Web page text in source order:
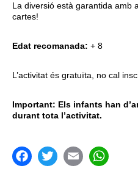
La diversió està garantida amb
cartes!
Edat recomanada: + 8
L’activitat és gratuïta, no cal
Important: Els infants han
durant tota l’activitat.